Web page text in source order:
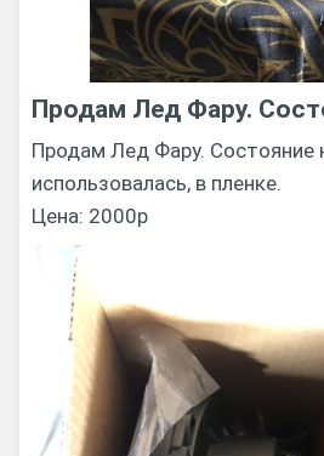
Продам Лед Фару.
Продам Лед Фару. Состояние
использовалась, в пленке.
Цена: 2000р